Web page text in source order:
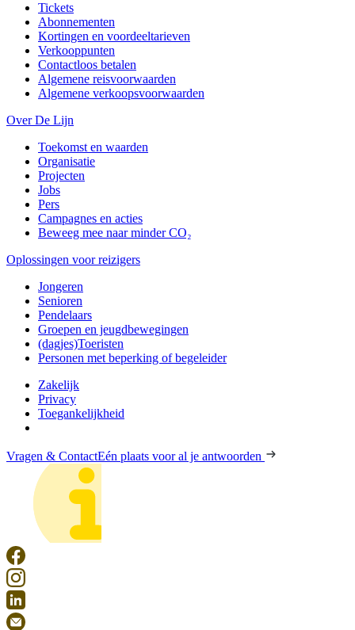
Tickets
Abonnementen
Kortingen en voordeeltarieven
Verkooppunten
Contactloos betalen
Algemene reisvoorwaarden
Algemene verkoopsvoorwaarden
Over De Lijn
Toekomst en waarden
Organisatie
Projecten
Jobs
Pers
Campagnes en acties
Beweeg mee naar minder CO₂
Oplossingen voor reizigers
Jongeren
Senioren
Pendelaars
Groepen en jeugdbewegingen
(dagjes)Toeristen
Personen met beperking of begeleider
Zakelijk
Privacy
Toegankelijkheid
Vragen & ContactEén plaats voor al je antwoorden